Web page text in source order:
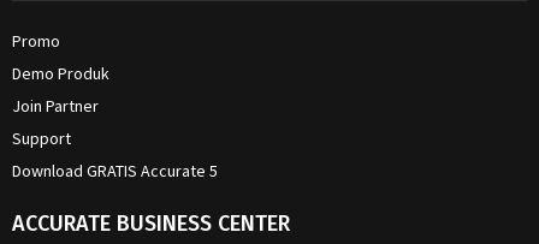
Promo
Demo Produk
Join Partner
Support
Download GRATIS Accurate 5
ACCURATE BUSINESS CENTER